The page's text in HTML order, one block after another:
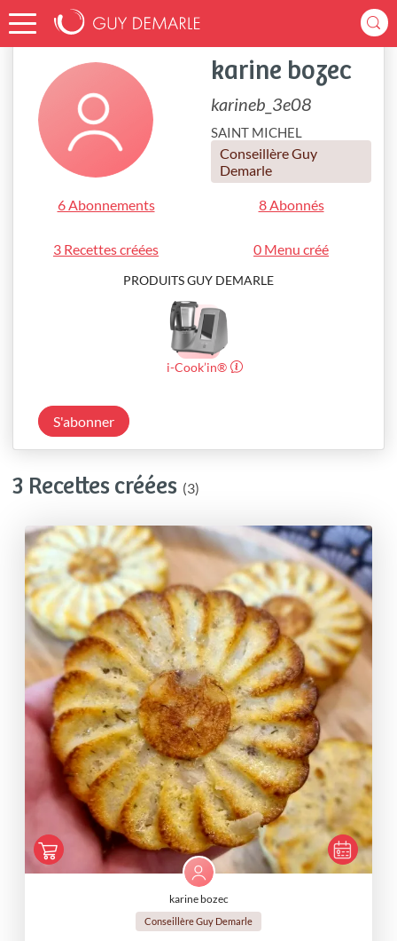
Accueil karineb_3e08
karine bozec
karineb_3e08
SAINT MICHEL
Conseillère Guy
Demarle
6 Abonnements 8 Abonnés
3 Recettes créées 0 Menu créé
PRODUITS GUY DEMARLE
i-Cook’in®
S'abonner
3 Recettes créées (3)
karine bozec
Conseillère Guy Demarle